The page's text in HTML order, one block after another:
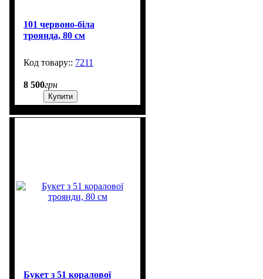
101 червоно-біла
троянда, 80 см
7211
8 500грн
Купити
Букет з 51 коралової